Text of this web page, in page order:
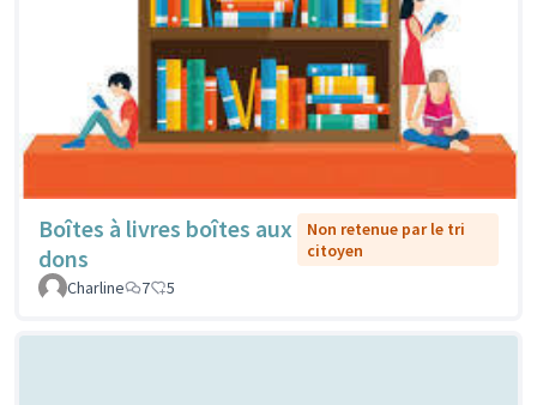
Boîtes à livres boîtes aux
dons
Non retenue par le tri
citoyen
Charline
7 5